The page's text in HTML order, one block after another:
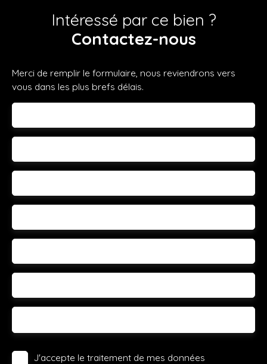
Intéressé par ce bien ?
Contactez-nous
Merci de remplir le formulaire, nous reviendrons vers
vous dans les plus brefs délais.
J'accepte le traitement de mes données